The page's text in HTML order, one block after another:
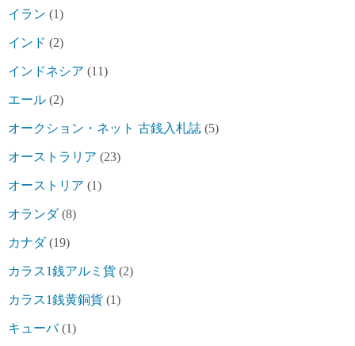
イラン (1)
インド (2)
インドネシア (11)
エール (2)
オークション・ネット 古銭入札誌 (5)
オーストラリア (23)
オーストリア (1)
オランダ(8)
カナダ(19)
カラス1銭アルミ貨 (2)
カラス1銭黄銅貨 (1)
キューバ(1)